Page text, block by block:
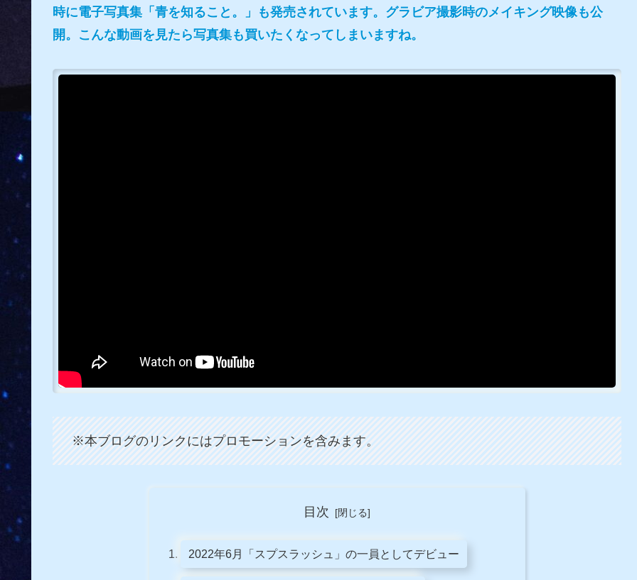
時に電子写真集「青を知ること。」も発売されています。グラビア撮影時のメイキング映像も公
開。こんな動画を見たら写真集も買いたくなってしまいますね。
※本ブログのリンクにはプロモーションを含みます。
目次
2022年6月「スプスラッシュ」の一員としてデビュー